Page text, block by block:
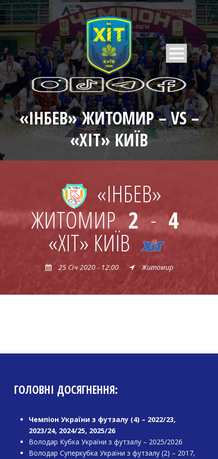
«ІНБЕВ» ЖИТОМИР – VS –
«ХІТ» КИЇВ
«ІНБЕВ»
ЖИТОМИР 2 - 4
«ХІТ» КИЇВ
25 Січ 2020 - 12:00 Житомир
ГОЛОВНІ ДОСЯГНЕННЯ:
Чемпіон України з футзалу (4) – 2022/23,
2023/24, 2024/25, 2025/26
Володар Кубка України з футзалу – 2025/2026
Володар Суперкубка України з футзалу (2) – 2017,